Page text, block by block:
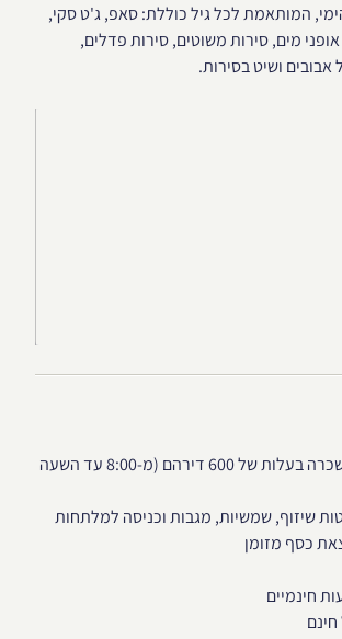
המותאמת לכל גיל כוללת: סאפ, ג'ט סקי,
מים, סירות משוטים, סירות פדלים,
אבובים ושיט בסירות.
בקתות להשכרה בעלות של 600 דירהם (מ-8:00 עד השעה
שיזוף, שמשיות, מגבות וכניסה למלתחות
כסף מזומן
חינמיים